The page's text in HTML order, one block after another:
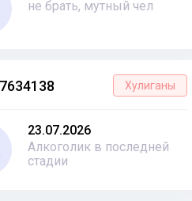
не брать, мутный чел
Хулиганы
23.07.2026
Алкоголик в последней
стадии